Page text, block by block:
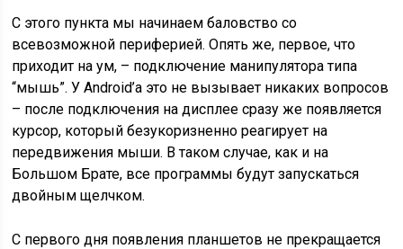
С этого пункта мы начинаем баловство со
всевозможной периферией. Опять же, первое, что
приходит на ум, – подключение манипулятора типа
“мышь”. У Android’а это не вызывает никаких вопросов
– после подключения на дисплее сразу же появляется
курсор, который безукоризненно реагирует на
передвижения мыши. В таком случае, как и на
Большом Брате, все программы будут запускаться
двойным щелчком.
С первого дня появления планшетов не прекращается